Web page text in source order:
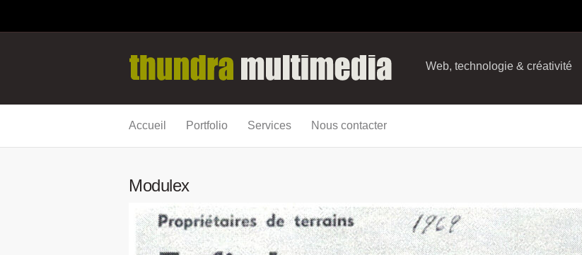
Web, technologie & créativité
Accueil Portfolio Services Nous contacter
Modulex